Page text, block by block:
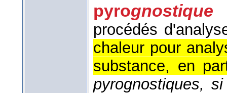
pyrognostique
procédés
chaleur pour
substance, en
pyrognostiques,